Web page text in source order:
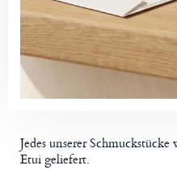
Jedes unserer
Etui geliefert.